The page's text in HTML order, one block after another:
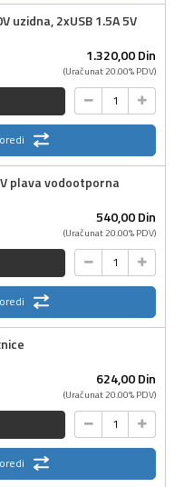
uzidna, 2xUSB 1.5A 5V
1.320,00Din
(Uračunat 20.00% PDV)
plava vodootporna
540,00Din
(Uračunat 20.00% PDV)
624,00Din
(Uračunat 20.00% PDV)